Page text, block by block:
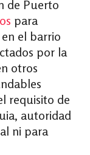
de Puerto
para
el barrio
por la
otros
requisito de
autoridad
ni para